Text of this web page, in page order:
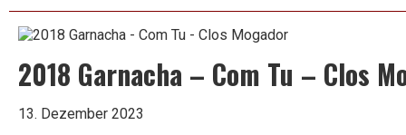
Primitivo
Gran
Collezione
–
Vini
2018 Garnacha – Com Tu – Clos
13. Dezember 2023